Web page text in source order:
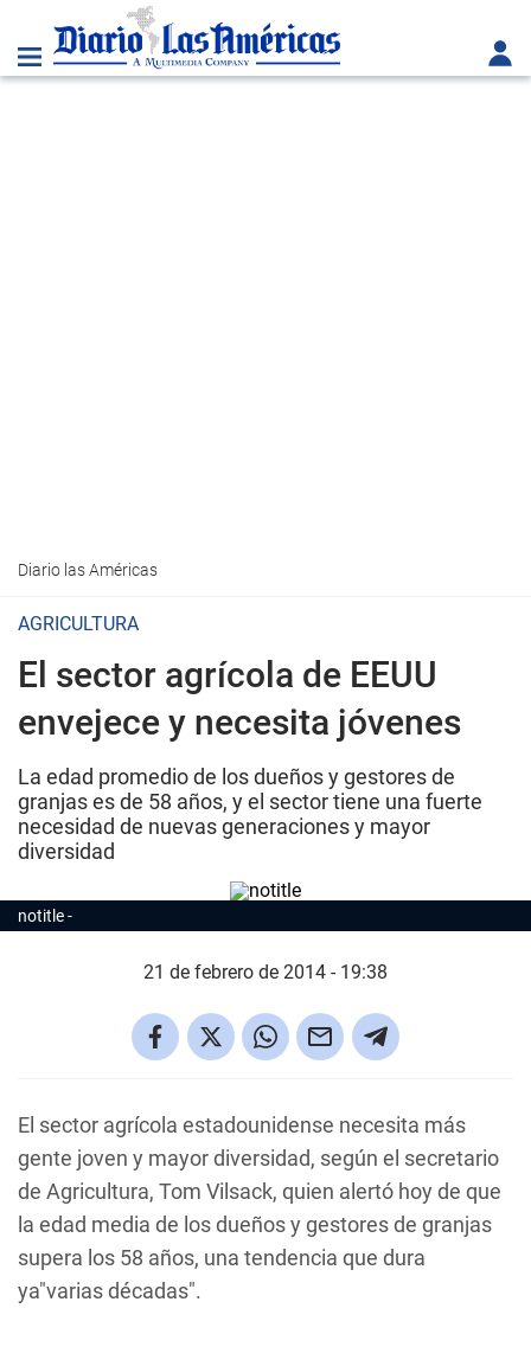
Diario las Américas
AGRICULTURA
El sector agrícola de EEUU
envejece y necesita jóvenes
La edad promedio de los dueños y gestores de
granjas es de 58 años, y el sector tiene una fuerte
necesidad de nuevas generaciones y mayor
diversidad
notitle
21 de febrero de 2014 - 19:38
El sector agrícola estadounidense necesita más
gente joven y mayor diversidad, según el secretario
de Agricultura, Tom Vilsack, quien alertó hoy de que
la edad media de los dueños y gestores de granjas
supera los 58 años, una tendencia que dura
ya"varias décadas".